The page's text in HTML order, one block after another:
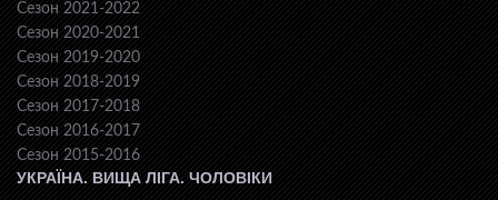
Сезон 2021-2022
Сезон 2020-2021
Сезон 2019-2020
Сезон 2018-2019
Сезон 2017-2018
Сезон 2016-2017
Сезон 2015-2016
УКРАЇНА. ВИЩА ЛІГА. ЧОЛОВІКИ